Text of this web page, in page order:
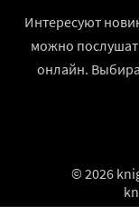
Интересуют
можно
онлайн.
© 2026